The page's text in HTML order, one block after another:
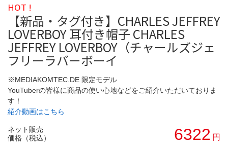
HOT !
【新品・タグ付き】CHARLES JEFFREY
LOVERBOY 耳付き帽子 CHARLES
JEFFREY LOVERBOY（チャールズジェ
フリーラバーボーイ
※MEDIAKOMTEC.DE 限定モデル
YouTuberの皆様に商品の使い心地などをご紹介いただいておりま
す！
紹介動画はこちら
ネット販売
価格（税込）
6322 円